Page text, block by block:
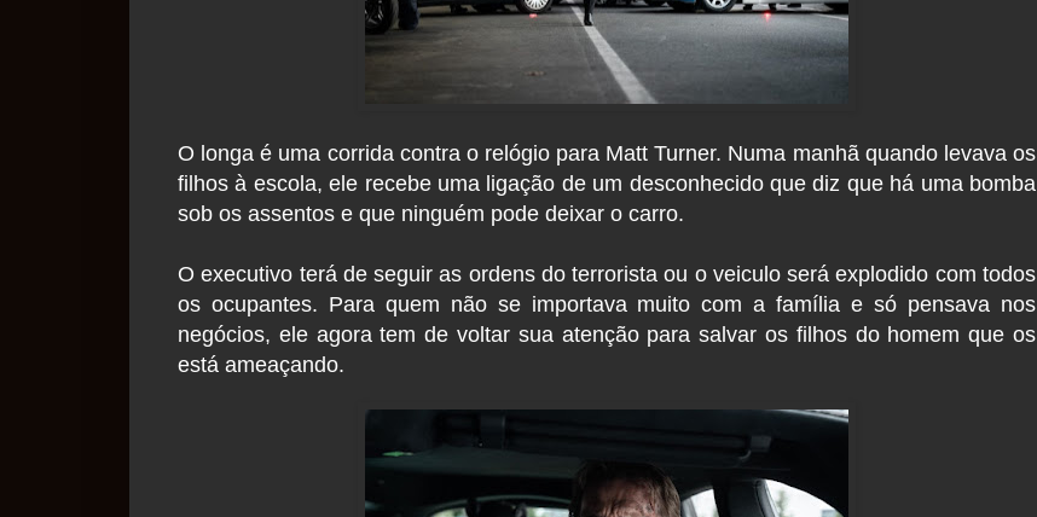
O longa é uma corrida contra o relógio para Matt Turner. Numa manhã quando levava os
filhos à escola, ele recebe uma ligação de um desconhecido que diz que há uma bomba
sob os assentos e que ninguém pode deixar o carro.
O executivo terá de seguir as ordens do terrorista ou o veiculo será explodido com todos
os ocupantes. Para quem não se importava muito com a família e só pensava nos
negócios, ele agora tem de voltar sua atenção para salvar os filhos do homem que os
está ameaçando.